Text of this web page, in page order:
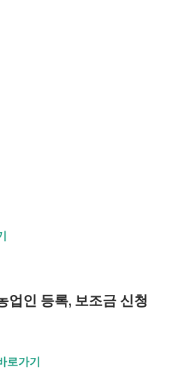
업인 등록, 보조금 신청
로가기